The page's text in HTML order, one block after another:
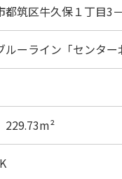
都筑区牛久保１丁目3
ルーライン「センタ